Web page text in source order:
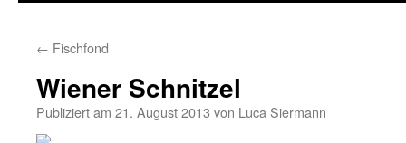
← Fischfond
Wiener Schnitzel
Publiziert am 21. August 2013 von Luca Siermann